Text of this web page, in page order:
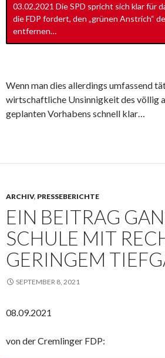
03.02.2021 Die SPD spricht sich klar für
die FDP fordert, den „grünen Anstrich“
entfernen…
Wenn man dies allerdings umfassend
wirtschaftliche Unsinnigkeit des völlig
geplanten Vorhabens schnell klar…
ARCHIV, PRESSEBERICHTE
EIN BEITRAG
SCHULE MIT
GERINGEM
SEPTEMBER 8, 2021
08.09.2021
von der Cremlinger FDP: